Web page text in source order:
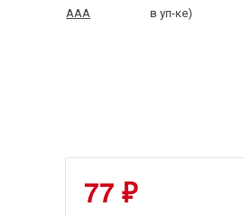
AAA
в уп-ке)
77 ₽